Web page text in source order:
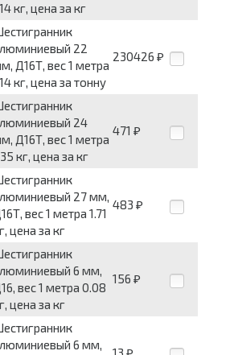
кг, цена за кг
22
Д16Т, вес 1 метра
кг, цена за тонну
230426 ₽
24
Д16Т, вес 1 метра
кг, цена за кг
471 ₽
27 мм,
вес 1 метра 1.71
цена за кг
483 ₽
6 мм,
вес 1 метра 0.08
цена за кг
156 ₽
6 мм,
₽